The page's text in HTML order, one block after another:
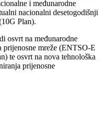
i međunarodne
nacionalni desetogodišnji
Plan).
osvrt na međunarodne
prijenosne mreže (ENTSO-E
te osvrt na nova tehnološka
prijenosne